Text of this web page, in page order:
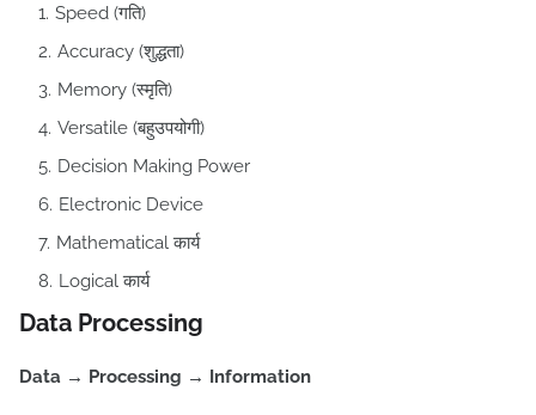
Speed (गति)
Accuracy (शुद्धता)
Memory (स्मृति)
Versatile (बहुउपयोगी)
Decision Making Power
Electronic Device
Mathematical कार्य
Logical कार्य
Data Processing
Data → Processing → Information